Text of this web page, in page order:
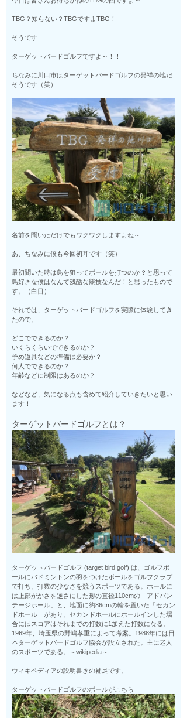
TBG？知らない？TBGですよTBG！
そうです
ターゲットバードゴルフですよ～！！
ちなみに川口市はターゲットバードゴルフの発祥の地だ
そうです（笑）
名前を聞いただけでもワクワクしますよね～
あ、ちなみに僕も今回初耳です（笑）
最初聞いた時は鳥を狙ってボールを打つのか？と思って
鳥好きな僕はなんて残酷な競技なんだ！と思ったもので
す。（白目）
それでは、ターゲットバードゴルフを実際に体験してき
たので、
どこでできるのか？
いくらくらいでできるのか？
予め道具などの準備は必要か？
何人でできるのか？
年齢などに制限はあるのか？
などなど、気になる点も含めて紹介していきたいと思い
ます！
ターゲットバードゴルフとは？
ターゲットバードゴルフ (target bird golf) は、ゴルフボ
ールにバドミントンの羽をつけたボールをゴルフクラブ
で打ち、打数の少なさを競うスポーツである。ホールに
は上部がかさを逆さにした形の直径110cmの「アドバン
テージホール」と、地面に約86cmの輪を置いた「セカン
ドホール」があり、セカンドホールにホールインした場
合にはスコアはそれまでの打数に1加えた打数になる。
1969年、埼玉県の野嶋孝重によって考案。1988年には日
本ターゲットバードゴルフ協会が設立された。主に老人
のスポーツである。～wikipedia～
ウィキペディアの説明書きの補足です。
ターゲットバードゴルフのボールがこちら